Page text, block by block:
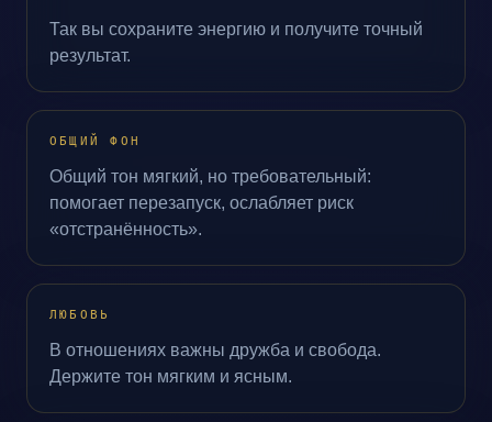
Так вы сохраните энергию и получите точный
результат.
ОБЩИЙ ФОН
Общий тон мягкий, но требовательный:
помогает перезапуск, ослабляет риск
«отстранённость».
ЛЮБОВЬ
В отношениях важны дружба и свобода.
Держите тон мягким и ясным.